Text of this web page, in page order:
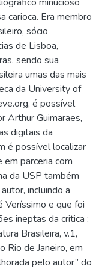
carioca. Era membro
sócio
de Lisboa,
sendo sua
umas das mais
da University of
é possível
Arthur Guimaraes,
digitais da
é possível localizar
parceria com
da USP também
incluindo a
Veríssimo e que foi
ineptas da critica :
Brasileira, v.1,
Rio de Janeiro, em
pelo autor” do